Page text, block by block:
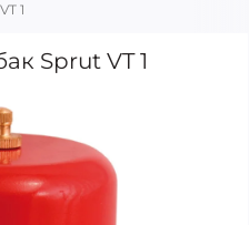
1
Sprut VT 1